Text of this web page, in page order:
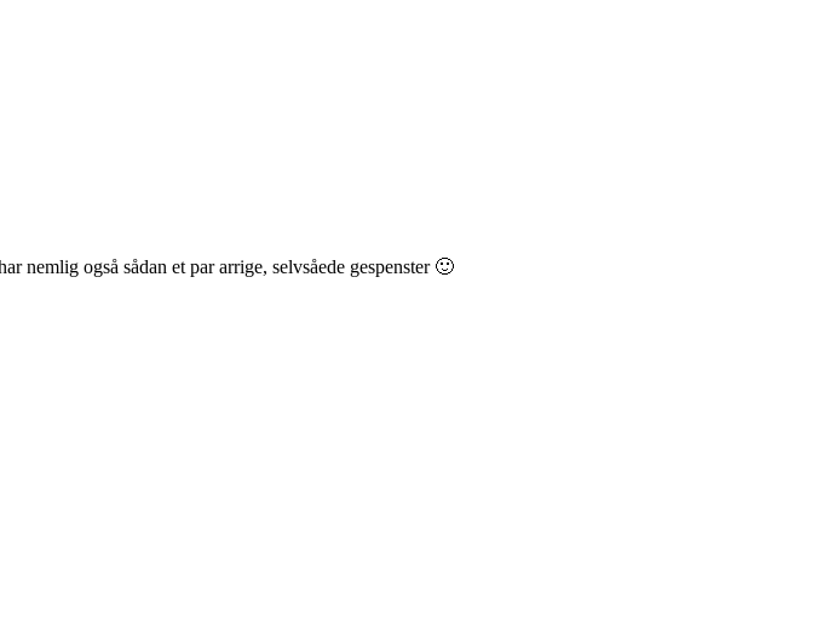
nemlig også sådan et par arrige, selvsåede gespenster 🙂